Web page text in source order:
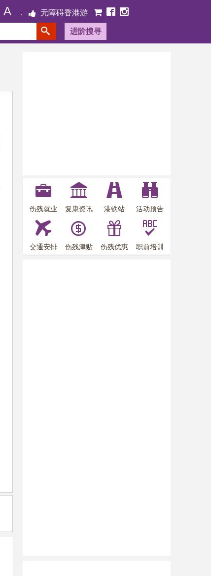
A 无障碍香港游
进阶搜寻
伤残就业 复康资讯 港铁站 活动预告
交通安排 伤残津贴 伤残优惠 职前培训